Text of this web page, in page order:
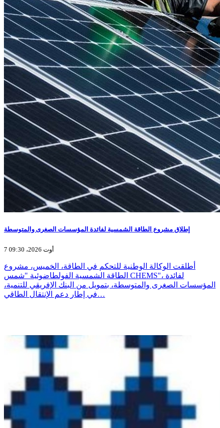
إطلاق مشروع الطاقة الشمسية لفائدة المؤسسات الصغرى والمتوسطة
7 أوت 2026، 09:30
أطلقت الوكالة الوطنية للتحكم في الطاقة، الخميس، مشروع
الطاقة الشمسية الفولطاضوئية "شمس CHEMS"، لفائدة
المؤسسات الصغرى والمتوسطة، بتمويل من البنك الإفريقي للتنمية،
في إطار دعم الإنتقال الطاقي…